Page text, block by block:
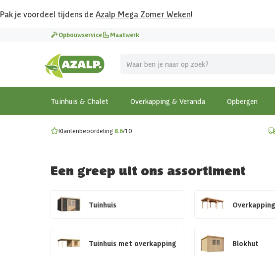
Pak je voordeel tijdens de Azalp Mega Zomer Weken!
Opbouwservice Maatwerk
Tuinhuis & Chalet Overkapping & Veranda Opbergen
Vier vakantie in je tuin
MEGA zomer kortingen op overkappingen en tuinhuizen!
Bekijk de actiemodellen
Gratis wandplankset
Ontdek onze metalen overkappingen
Klantenbeoordeling 8.6/10
Een greep uit ons assortiment
Tuinhuis Overkapping
Tuinhuis met overkapping Blokhut